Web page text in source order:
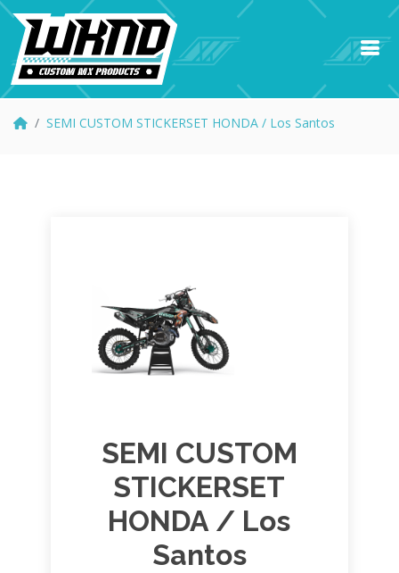
SEMI CUSTOM STICKERSET HONDA / Los Santos
SEMI CUSTOM
STICKERSET
HONDA / Los
Santos